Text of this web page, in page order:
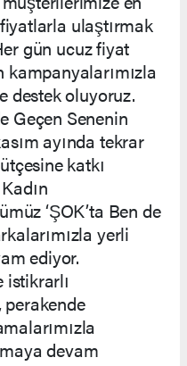
ulaştırmak
gün ucuz fiyat
kampanyalarımızla
destek oluyoruz.
Geçen Senenin
ayında tekrar
katkı
‘ŞOK’ta Ben de
yerli
ediyor.
devam